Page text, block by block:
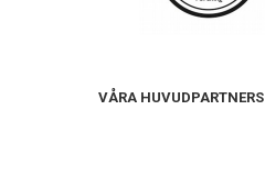
VÅRA HUVUDPARTNERS